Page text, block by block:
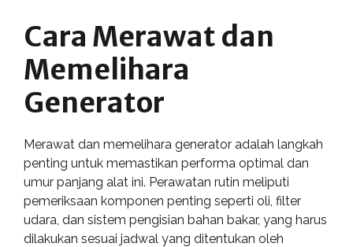
Cara Merawat dan
Memelihara
Generator
Merawat dan memelihara generator adalah langkah
penting untuk memastikan performa optimal dan
umur panjang alat ini. Perawatan rutin meliputi
pemeriksaan komponen penting seperti oli, filter
udara, dan sistem pengisian bahan bakar, yang harus
dilakukan sesuai jadwal yang ditentukan oleh